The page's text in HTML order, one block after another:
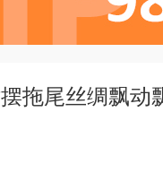
拖尾丝绸飘动